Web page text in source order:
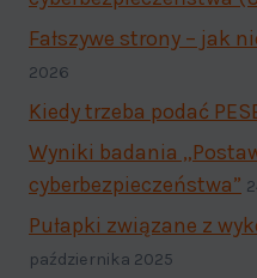
Fałszywe strony – jak
2026
Kiedy trzeba podać
Wyniki badania
cyberbezpieczeństwa”
Pułapki związane z
października 2025